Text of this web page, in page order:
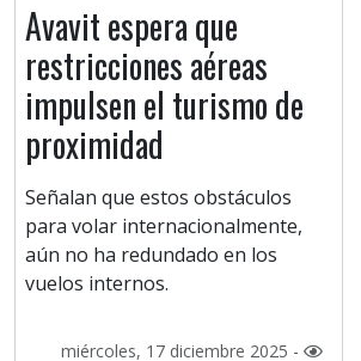
Avavit espera que
restricciones aéreas
impulsen el turismo de
proximidad
Señalan que estos obstáculos
para volar internacionalmente,
aún no ha redundado en los
vuelos internos.
miércoles, 17 diciembre 2025 -